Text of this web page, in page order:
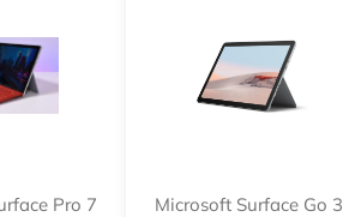
Pro 7 Microsoft Surface Go 3